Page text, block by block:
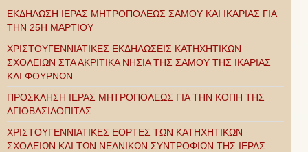
ΕΚΔΗΛΩΣΗ ΙΕΡΑΣ ΜΗΤΡΟΠΟΛΕΩΣ ΣΑΜΟΥ ΚΑΙ ΙΚΑΡΙΑΣ ΓΙΑ
ΤΗΝ 25Η ΜΑΡΤΙΟΥ
ΧΡΙΣΤΟΥΓΕΝΝΙΑΤΙΚΕΣ ΕΚΔΗΛΩΣΕΙΣ ΚΑΤΗΧΗΤΙΚΩΝ
ΣΧΟΛΕΙΩΝ ΣΤΑ ΑΚΡΙΤΙΚΑ ΝΗΣΙΑ ΤΗΣ ΣΑΜΟΥ ΤΗΣ ΙΚΑΡΙΑΣ
ΚΑΙ ΦΟΥΡΝΩΝ .
ΠΡΟΣΚΛΗΣΗ ΙΕΡΑΣ ΜΗΤΡΟΠΟΛΕΩΣ ΓΙΑ ΤΗΝ ΚΟΠΗ ΤΗΣ
ΑΓΙΟΒΑΣΙΛΟΠΙΤΑΣ
ΧΡΙΣΤΟΥΓΕΝΝΙΑΤΙΚΕΣ ΕΟΡΤΕΣ ΤΩΝ ΚΑΤΗΧΗΤΙΚΩΝ
ΣΧΟΛΕΙΩΝ ΚΑΙ ΤΩΝ ΝΕΑΝΙΚΩΝ ΣΥΝΤΡΟΦΙΩΝ ΤΗΣ ΙΕΡΑΣ